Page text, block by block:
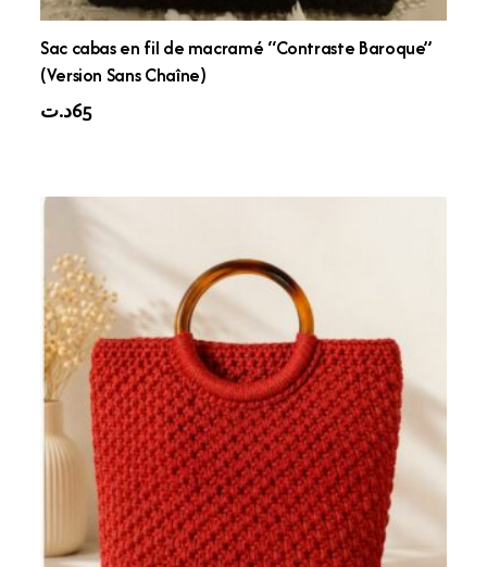
Sac cabas en fil de macramé “Contraste Baroque”
(Version Sans Chaîne)
65د.ت